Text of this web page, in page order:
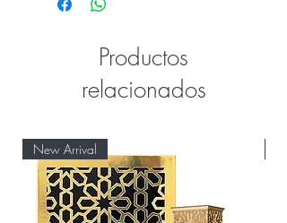
Productos
relacionados
New Arrival